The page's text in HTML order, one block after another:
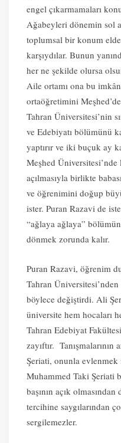
engel çıkarmamaları
Ağabeyleri dönemin sol
toplumsal bir konum
karşıydılar. Bunun
her ne şekilde olursa
Aile ortamı ona bu
ortaöğretimini
Tahran Üniversitesi’nin
ve Edebiyatı bölümünü
yaptırır ve iki buçuk ay
Meşhed
açılmasıyla birlikte
ve öğrenimini doğup
ister. Puran Razavi de
“ağlaya ağlaya”
dönmek zorunda kalır.
Puran Razavi, öğrenim
Tahran
böylece değiştirdi. Ali
üniversite hem hocaları
Tahran Edebiyat
zayıftır.
Şeriati, onunla
Muhammed Taki Şeriati
başının açık olmasından
tercihine saygılarından
sergilemezler.